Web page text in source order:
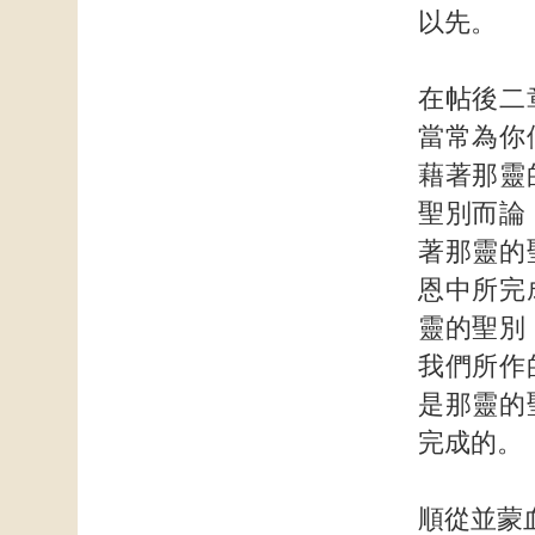
以先。
在帖後二
當常為你
藉著那靈
聖別而論
著那靈的
恩中所完
靈的聖
我們所作
是那靈的
完成的。
順從並蒙